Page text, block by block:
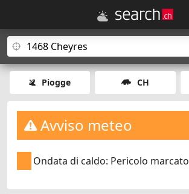
Piogge CH
Avviso meteo
Ondata di caldo: Pericolo marcato